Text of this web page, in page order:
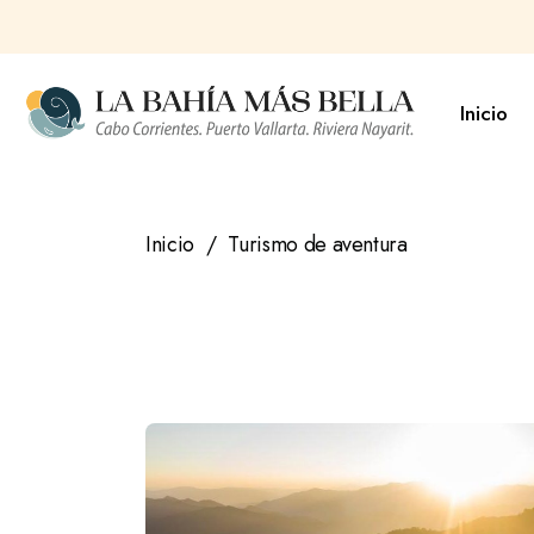
contenido
Inicio
Inicio
Turismo de aventura